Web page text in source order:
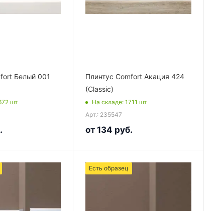
Белый 001
шт
Плинтус Comfort Акация 424
(Classic)
На складе: 1711 шт
Арт.: 235547
от134 руб.
Есть образец